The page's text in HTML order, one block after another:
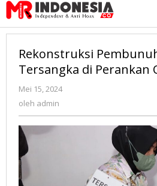
Lewati
ke
konten
Rekonstruksi
Tersangka di Perankan
Mei 15, 2024
oleh admin